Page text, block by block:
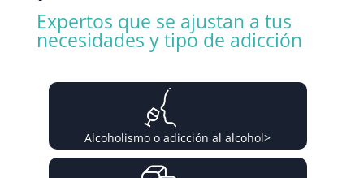
Expertos que se ajustan a tus
necesidades y tipo de adicción
Alcoholismo o adicción al alcohol>